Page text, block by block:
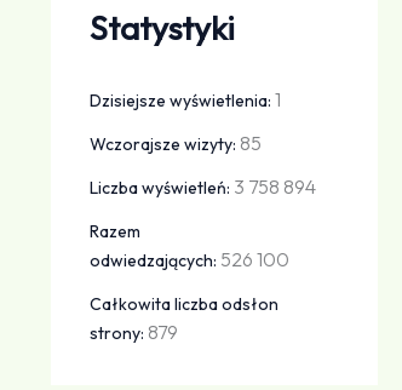
Statystyki
Dzisiejsze wyświetlenia:1
Wczorajsze wizyty: 85
Liczba wyświetleń: 3 758 894
Razem
odwiedzających: 526 100
Całkowita liczba odsłon
strony: 879